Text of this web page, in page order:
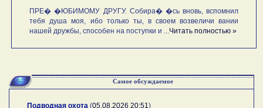
ПРЕ� �ЮБИМОМУ ДРУГУ. Собира� �сь вновь, вспомнил
тебя душа моя, ибо только ты, в своем возвеличи вании
нашей дружбы, способен на поступки и ... Читать полностью »
Самое обсуждаемое
Подводная охота (05.08.2026 20:51 )